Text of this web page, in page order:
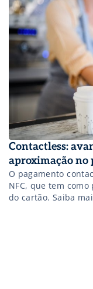
Contactless:
aproximação no
O pagamento
NFC, que tem
do cartão. Saiba